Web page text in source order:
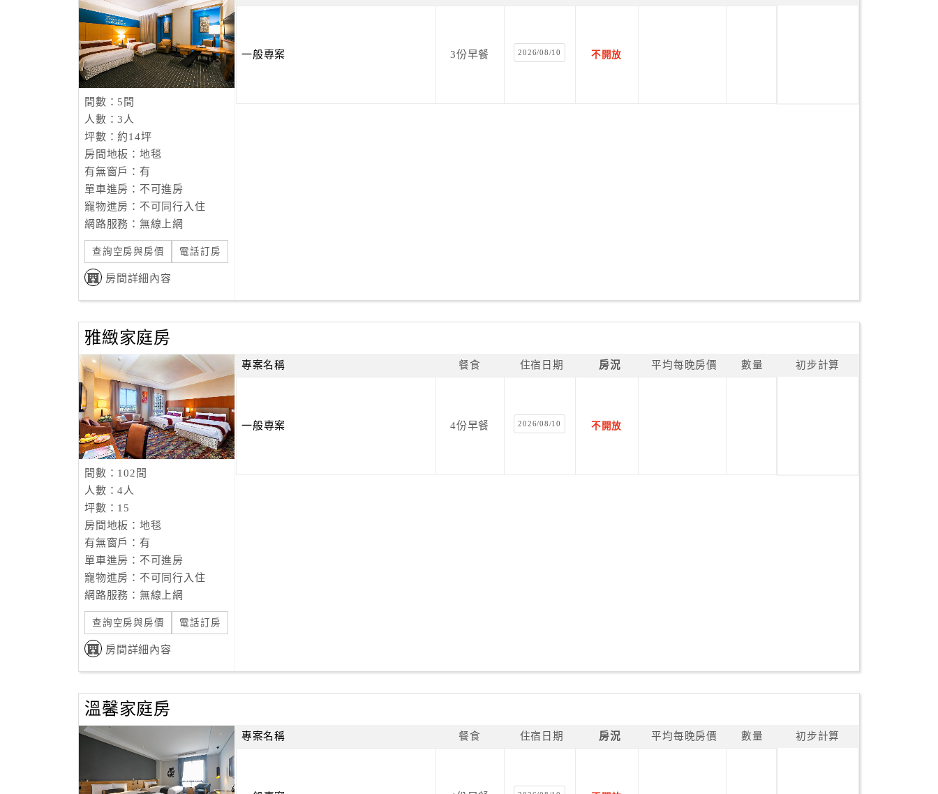
間數：5間
人數：3人
坪數：約14坪
房間地板：地毯
有無窗戶：有
單車進房：不可進房
寵物進房：不可同行入住
網路服務：無線上網
查詢空房與房價 電話訂房
房間詳細內容
一般專案 3份早餐 2026/08/10 不開放
雅緻家庭房
間數：102間
人數：4人
坪數：15
房間地板：地毯
有無窗戶：有
單車進房：不可進房
寵物進房：不可同行入住
網路服務：無線上網
查詢空房與房價 電話訂房
房間詳細內容
專案名稱 餐食 住宿日期 房況 平均每晚房價 數量 初步計算
一般專案 4份早餐 2026/08/10 不開放
溫馨家庭房
專案名稱 餐食 住宿日期 房況 平均每晚房價 數量 初步計算